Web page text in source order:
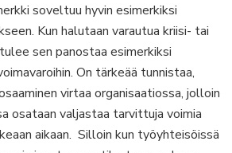
soveltuu hyvin esimerkiksi
Kun halutaan varautua kriisi- tai
sen panostaa esimerkiksi
On tärkeää tunnistaa,
virtaa organisaatiossa, jolloin
osataan valjastaa tarvittuja voimia
aikaan. Silloin kun työyhteisöissä